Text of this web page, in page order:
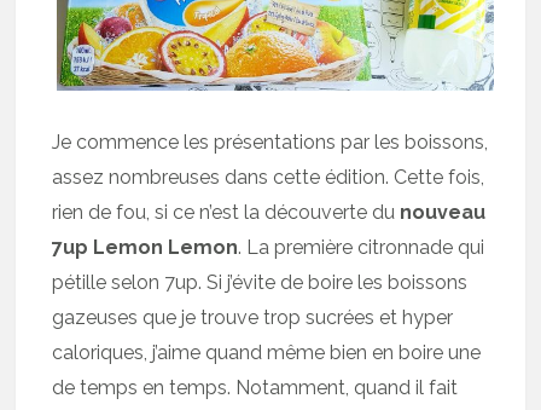
Je commence les présentations par les boissons,
assez nombreuses dans cette édition. Cette fois,
rien de fou, si ce n’est la découverte du nouveau
7up Lemon Lemon. La première citronnade qui
pétille selon 7up. Si j’évite de boire les boissons
gazeuses que je trouve trop sucrées et hyper
caloriques, j’aime quand même bien en boire une
de temps en temps. Notamment, quand il fait